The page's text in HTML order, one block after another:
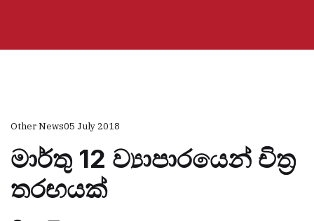
Other News05 July 2018
මාර්තු 12 ව්‍යාපාරයෙන් චිත්‍ර
තරඟයක්